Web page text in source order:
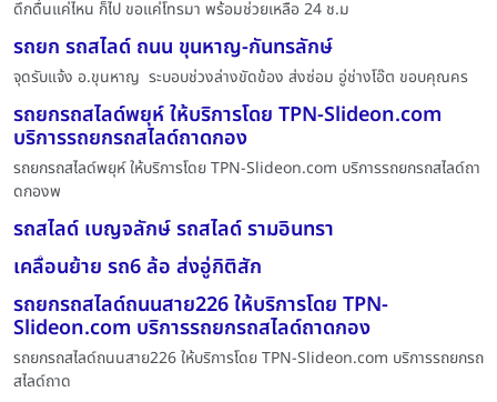
ดึกดื่นแค่ไหน ก็ไป ขอแค่โทรมา พร้อมช่วยเหลือ 24 ช.ม
รถยก รถสไลด์ ถนน ขุนหาญ-กันทรลักษ์
จุดรับแจ้ง อ.ขุนหาญ ระบอบช่วงล่างขัดข้อง ส่งซ่อม อู่ช่างโอ๊ต ขอบคุณคร
รถยกรถสไลด์พยุห์ ให้บริการโดย TPN-Slideon.com
บริการรถยกรถสไลด์ถาดกอง
รถยกรถสไลด์พยุห์ ให้บริการโดย TPN-Slideon.com บริการรถยกรถสไลด์ถา
ดกองพ
รถสไลด์ เบญจลักษ์ รถสไลด์ รามอินทรา
เคลื่อนย้าย รถ6 ล้อ ส่งอู่กิติสัก
รถยกรถสไลด์ถนนสาย226 ให้บริการโดย TPN-
Slideon.com บริการรถยกรถสไลด์ถาดกอง
รถยกรถสไลด์ถนนสาย226 ให้บริการโดย TPN-Slideon.com บริการรถยกรถ
สไลด์ถาด